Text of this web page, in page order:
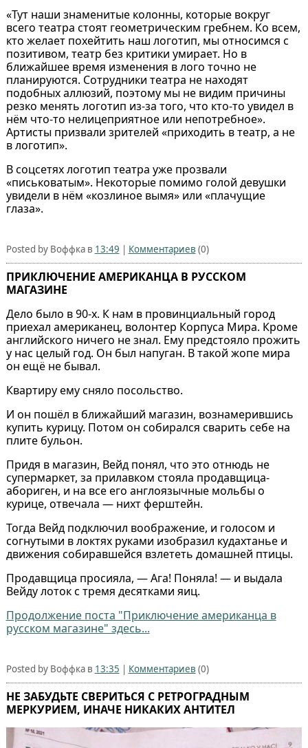
«Тут наши знаменитые колонны, которые вокруг
всего театра стоят геометрическим гребнем. Ко всем,
кто желает похейтить наш логотип, мы относимся с
позитивом, театр без критики умирает. Но в
ближайшее время изменения в лого точно не
планируются. Сотрудники театра не находят
подобных аллюзий, поэтому мы не видим причины
резко менять логотип из-за того, что кто-то увидел в
нём что-то нелицеприятное или непотребное».
Артисты призвали зрителей «приходить в театр, а не
в логотип».
В соцсетях логотип театра уже прозвали
«письковатым». Некоторые помимо голой девушки
увидели в нём «козлиное вымя» или «плачущие
глаза».
Posted by Воффка в 13:49 | Комментариев (0)
ПРИКЛЮЧЕНИЕ АМЕРИКАНЦА В РУССКОМ
МАГАЗИНЕ
Дело было в 90-х. К нам в провинциальный город
приехал американец, волонтер Корпуса Мира. Кроме
английского ничего не знал. Ему предстояло прожить
у нас целый год. Он был напуган. В такой жопе мира
он ещё не бывал.
Квартиру ему сняло посольство.
И он пошёл в ближайший магазин, вознамерившись
купить курицу. Потом он собирался сварить себе на
плите бульон.
Придя в магазин, Вейд понял, что это отнюдь не
супермаркет, за прилавком стояла продавщица-
абориген, и на все его англоязычные мольбы о
курице, отвечала — нихт ферштейн.
Тогда Вейд подключил воображение, и голосом и
согнутыми в локтях руками изобразил кудахтанье и
движения собиравшейся взлететь домашней птицы.
Продавщица просияла, — Ага! Поняла! — и выдала
Вейду лоток с тремя десятками яиц.
Продолжение поста "Приключение американца в
русском магазине" здесь...
Posted by Воффка в 13:35 | Комментариев (0)
НЕ ЗАБУДЬТЕ СВЕРИТЬСЯ С РЕТРОГРАДНЫМ
МЕРКУРИЕМ, ИНАЧЕ НИКАКИХ АНТИТЕЛ